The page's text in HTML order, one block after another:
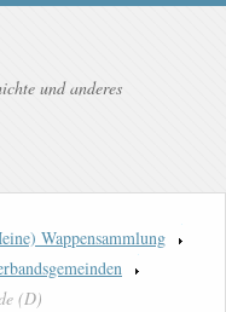
und anderes
Wappensammlung
(D)